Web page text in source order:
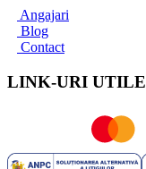
Angajari
Blog
Contact
LINK-URI UTILE